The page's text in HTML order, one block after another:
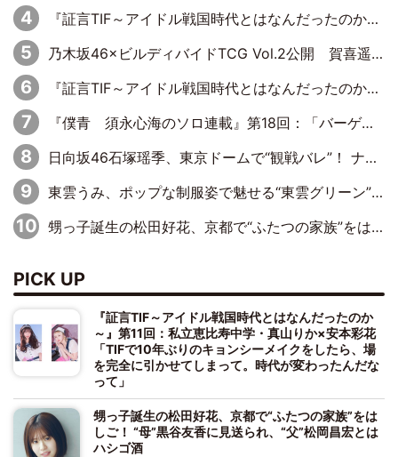
『証言TIF～アイドル戦国時代とはなんだったのか～』第10回：さくら学院・武藤彩未×飯田らうら「正直、中3で辞めるというのを信じてなくて。そう言われてはいたけど、嘘でしょって」
乃木坂46×ビルディバイドTCG Vol.2公開 賀喜遥香＆田村真佑が『京まふ』ステージに登壇
『証言TIF～アイドル戦国時代とはなんだったのか～』第11回：私立恵比寿中学・真山りか×安本彩花「TIFで10年ぶりのキョンシーメイクをしたら、場を完全に引かせてしまって。時代が変わったんだなって」
『僕青 須永心海のソロ連載』第18回：「バーゲンセールハンターみうな inしまむら」編
日向坂46石塚瑶季、東京ドームで“観戦バレ”！ ナイツ・塙も認めた「巨人に詳しすぎるアイドル」は元VENUSスクール生で杉内コーチ推し⁉
東雲うみ、ポップな制服姿で魅せる“東雲グリーン”の正体
甥っ子誕生の松田好花、京都で“ふたつの家族”をはしご！ “母”黒谷友香に見送られ、“父”松岡昌宏とはハシゴ酒
PICK UP
『証言TIF～アイドル戦国時代とはなんだったのか
～』第11回：私立恵比寿中学・真山りか×安本彩花
「TIFで10年ぶりのキョンシーメイクをしたら、場
を完全に引かせてしまって。時代が変わったんだな
って」
甥っ子誕生の松田好花、京都で“ふたつの家族”をは
しご！ “母”黒谷友香に見送られ、“父”松岡昌宏とは
ハシゴ酒